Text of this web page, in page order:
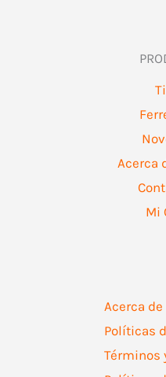
Acerca
Mi
Acerca
Políticas
Términos